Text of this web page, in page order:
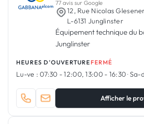
77 avis sur Google
12, Rue Nicolas
L-6131 Junglinster
Équipement technique du
Junglinster
HEURES D'OUVERTURE FERMÉ
Lu-ve : 07:30 - 12:00, 13:00 - 16:30·Sa-
Afficher le